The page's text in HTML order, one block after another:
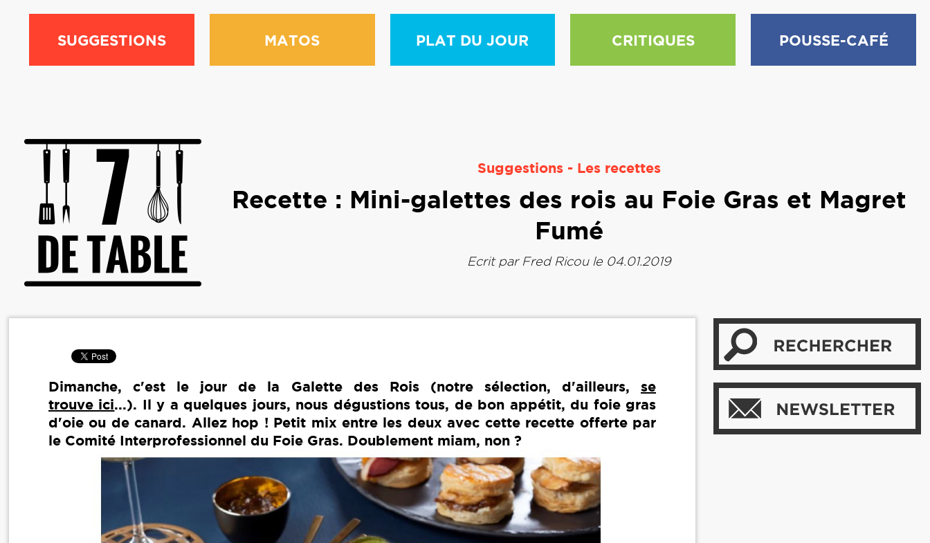
SUGGESTIONS MATOS PLAT DU JOUR CRITIQUES POUSSE-CAFÉ
Suggestions- Les recettes
Recette : Mini-galettes des rois au Foie Gras et Magret
Fumé
Ecrit par Fred Ricoule 04.01.2019
Dimanche, c'est le jour de la Galette des Rois (notre sélection, d'ailleurs, se
trouve ici...). Il y a quelques jours, nous dégustions tous, de bon appétit, du foie gras
d'oie ou de canard. Allez hop ! Petit mix entre les deux avec cette recette offerte par
le Comité Interprofessionnel du Foie Gras. Doublement miam, non ?